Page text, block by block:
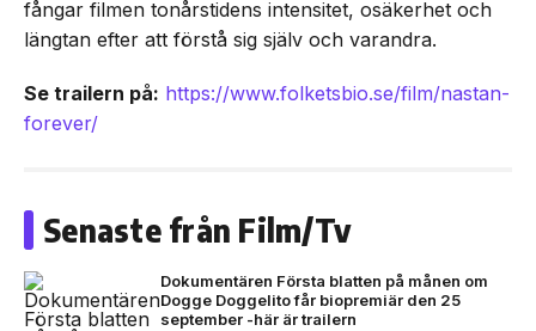
fångar filmen tonårstidens intensitet, osäkerhet och
längtan efter att förstå sig själv och varandra.
Se trailern på: https://www.folketsbio.se/film/nastan-
forever/
Senaste från Film/Tv
Dokumentären Första blatten på månen om
Dogge Doggelito får biopremiär den 25
september -här är trailern